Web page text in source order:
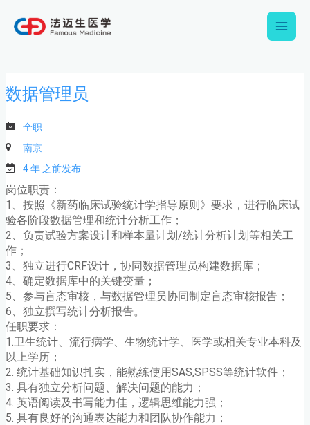
Main
数据管理员
全职
南京
4 年 之前发布
岗位职责：
1、按照《新药临床试验统计学指导原则》要求，进行临床试
验各阶段数据管理和统计分析工作；
2、负责试验方案设计和样本量计划/统计分析计划等相关工
作；
3、独立进行CRF设计，协同数据管理员构建数据库；
4、确定数据库中的关键变量；
5、参与盲态审核，与数据管理员协同制定盲态审核报告；
6、独立撰写统计分析报告。
任职要求：
1.卫生统计、流行病学、生物统计学、医学或相关专业本科及
以上学历；
2. 统计基础知识扎实，能熟练使用SAS,SPSS等统计软件；
3. 具有独立分析问题、解决问题的能力；
4. 英语阅读及书写能力佳，逻辑思维能力强；
5. 具有良好的沟通表达能力和团队协作能力；